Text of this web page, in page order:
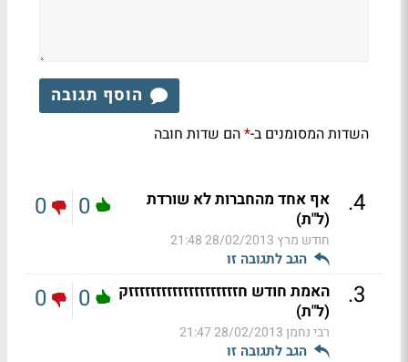
הוסף תגובה
השדות המסומנים ב-*הם שדות חובה
4
.
אף אחד מהחברות לא שורדת
(ל"ת)
חודש מרץ 28/02/2013 21:48
הגב לתגובה זו
0
0
3
.
האמת חודש חזזזזזזזזזזזזזזזזזזזזק
(ל"ת)
רבי נחמן28/02/2013 21:47
הגב לתגובה זו
0
0